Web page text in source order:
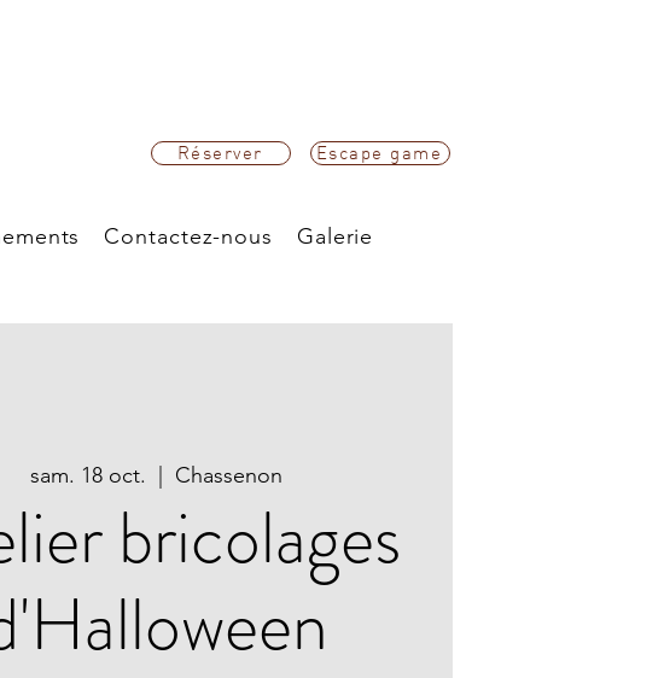
Réserver Escape game
Contactez-nous Galerie
sam. 18 oct.
  |
Chassenon
bricolages